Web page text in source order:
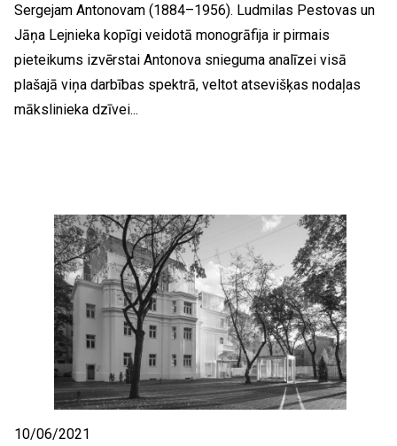
Sergejam Antonovam (1884–1956). Ludmilas Pestovas un
Jāņa Lejnieka kopīgi veidotā monogrāfija ir pirmais
pieteikums izvērstai Antonova snieguma analīzei visā
plašajā viņa darbības spektrā, veltot atsevišķas nodaļas
mākslinieka dzīvei...
10/06/2021